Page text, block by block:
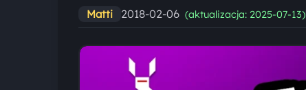
Matti 2018-02-06 (aktualizacja: 2025-07-13)